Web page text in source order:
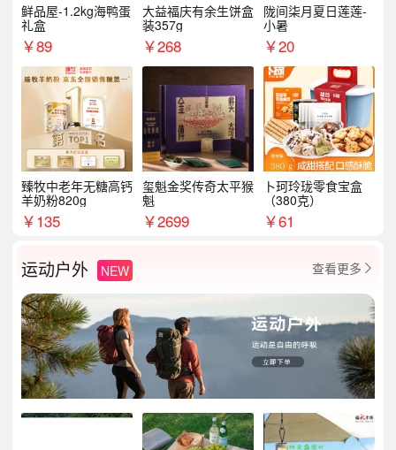
鲜品屋-1.2kg海鸭蛋
礼盒
￥89
大益福庆有余生饼盒
装357g
￥268
陇间柒月夏日莲莲-
小暑
￥20
臻牧中老年无糖高钙
羊奶粉820g
￥135
玺魁金奖传奇太平猴
魁
￥2699
卜珂玲珑零食宝盒
（380克）
￥61
运动户外 NEW 查看更多 